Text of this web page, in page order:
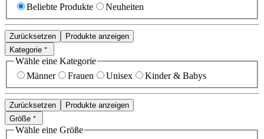
Beliebte Produkte
Neuheiten
Zurücksetzen
Produkte anzeigen
Kategorie
Wähle eine Kategorie
Männer
Frauen Unisex Kinder & Babys
Zurücksetzen
Produkte anzeigen
Größe
Wähle eine Größe